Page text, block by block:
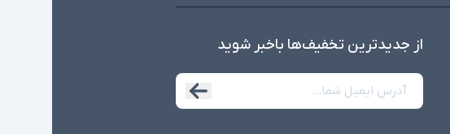
از جدید‌ترین تخفیف‌ها با‌خبر شوید